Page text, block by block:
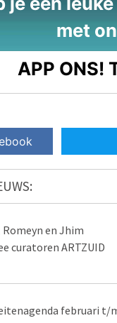
met
APP ONS!
Romeyn en Jhim
curatoren ARTZUID
februari t/